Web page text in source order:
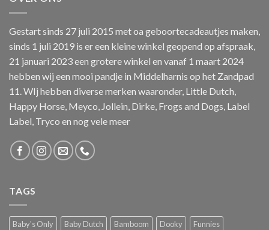
Gestart sinds 27 juli 2015 met oa geboortecadeautjes maken,
sinds 1 juli 2019 is er een kleine winkel geopend op afspraak,
21 januari 2023 een grotere winkel en vanaf 1 maart 2024
hebben wij een mooi pandje in Middelharnis op het Zandpad
11. WIj hebben diverse merken waaronder, Little Dutch,
Happy Horse, Meyco, Jollein, Dirke, Frogs and Dogs, Label
Label, Tryco en nog vele meer
TAGS
Baby's Only Baby Dutch Bamboom Dooky
Funnies